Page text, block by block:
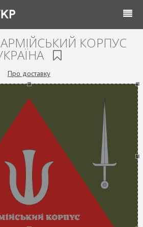
КОРПУС
Про доставку